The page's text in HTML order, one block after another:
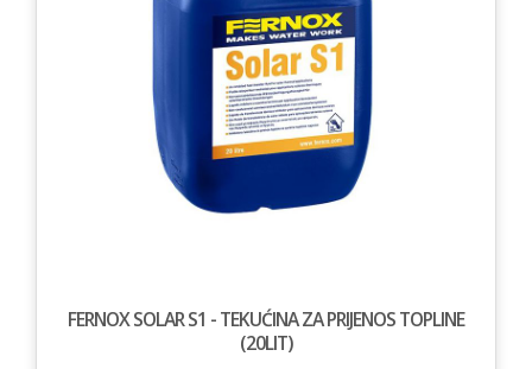
FERNOX SOLAR S1 - TEKUĆINA ZA PRIJENOS TOPLINE
(20LIT)